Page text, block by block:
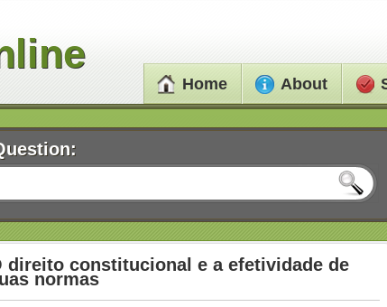
Home About
direito constitucional e a efetividade de
normas